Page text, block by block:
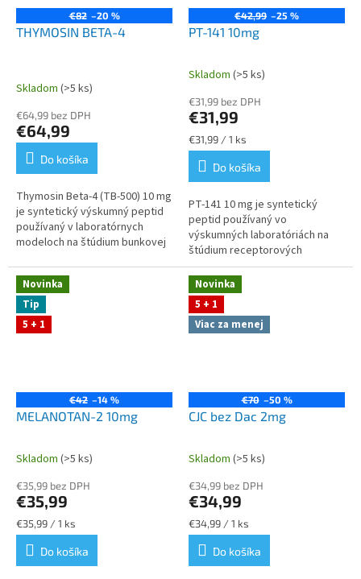
€82 –20 %
THYMOSIN BETA-4
Skladom (>5 ks)
€64,99 bez DPH
€64,99
Do košíka
Thymosin Beta‑4 (TB‑500) 10 mg
je syntetický výskumný peptid
používaný v laboratórnych
modeloch na štúdium bunkovej
procesov a molekulárnych
mechanizmov...
€42,99 –25 %
PT-141 10mg
Priemerné
produktu
je
5,0
z
hviezdičiek.
Skladom (>5 ks)
€31,99 bez DPH
€31,99
Jednotková
cena:
€31,99 / 1 ks
Do košíka
PT‑141 10 mg je syntetický
peptid používaný vo
výskumných laboratóriách na
štúdium receptorových
interakcií, nervovej signalizácie
a modelov správania. Stabilná
lyofilizovaná...
Novinka
Tip
5 + 1
€42 –14 %
MELANOTAN-2 10mg
Priemerné
produktu
je
5,0
z
hviezdičiek.
Skladom (>5 ks)
€35,99 bez DPH
€35,99
Jednotková
cena:
€35,99 / 1 ks
Do košíka
Novinka
5 + 1
Viac za menej
€70 –50 %
CJC bez Dac 2mg
Priemerné
produktu
je
5,0
z
hviezdičiek.
Skladom (>5 ks)
€34,99 bez DPH
€34,99
Jednotková
cena:
€34,99 / 1 ks
Do košíka